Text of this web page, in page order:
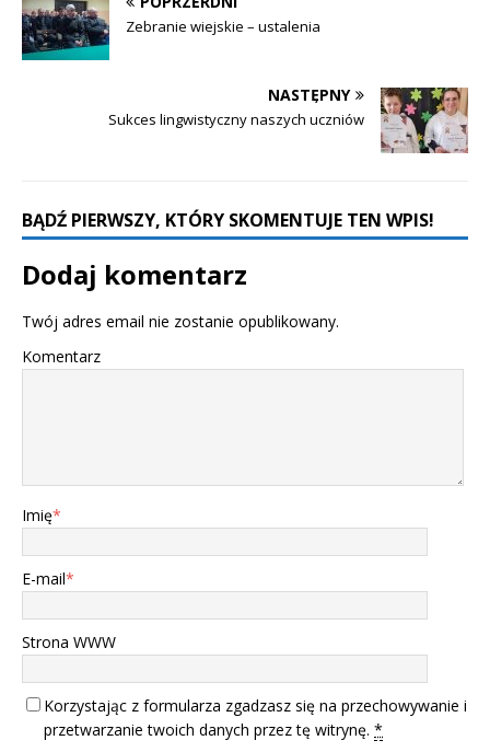
Zebranie wiejskie – ustalenia
NASTĘPNY
Sukces lingwistyczny naszych uczniów
BĄDŹ PIERWSZY, KTÓRY SKOMENTUJE TEN WPIS!
Dodaj komentarz
Twój adres email nie zostanie opublikowany.
Komentarz
Imię*
E-mail*
Strona WWW
Korzystając z formularza zgadzasz się na przechowywanie i
przetwarzanie twoich danych przez tę witrynę. *